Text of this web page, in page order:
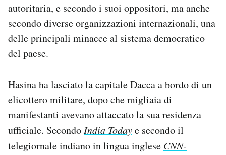
autoritaria, e secondo i suoi oppositori, ma anche
secondo diverse organizzazioni internazionali, una
delle principali minacce al sistema democratico
del paese.
Hasina ha lasciato la capitale Dacca a bordo di un
elicottero militare, dopo che migliaia di
manifestanti avevano attaccato la sua residenza
ufficiale. Secondo India Todaye secondo il
telegiornale indiano in lingua inglese CNN-